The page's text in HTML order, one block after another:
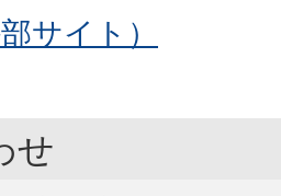
サイト）
せ